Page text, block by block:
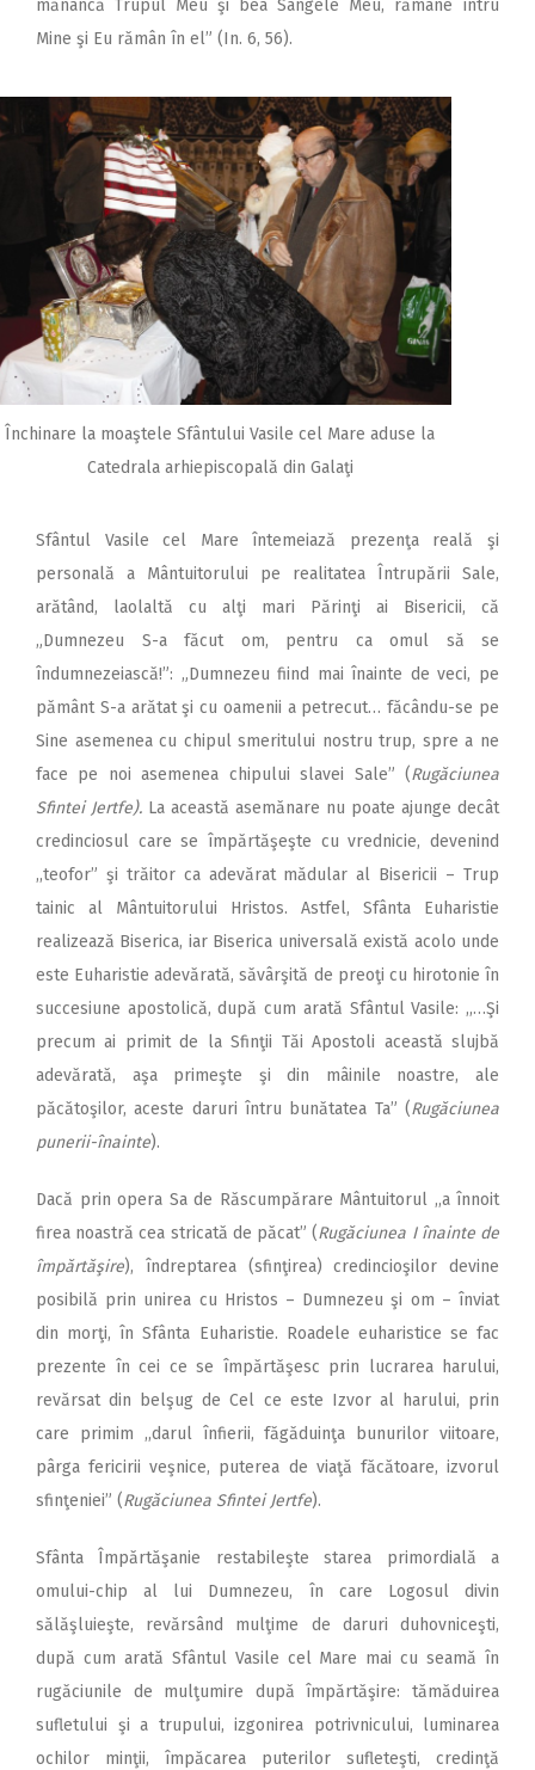
mănâncă Trupul Meu şi bea Sângele Meu, rămâne întru
Mine şi Eu rămân în el” (In. 6, 56).
Închinare la moaştele Sfântului Vasile cel Mare aduse la
Catedrala arhiepiscopală din Galaţi
Sfântul Vasile cel Mare întemeiază prezenţa reală şi
personală a Mântuitorului pe realitatea Întrupării Sale,
arătând, laolaltă cu alţi mari Părinţi ai Bisericii, că
„Dumnezeu S-a făcut om, pentru ca omul să se
îndumnezeiască!”: „Dumnezeu fiind mai înainte de veci, pe
pământ S-a arătat şi cu oamenii a petrecut… făcându-se pe
Sine asemenea cu chipul smeritului nostru trup, spre a ne
face pe noi asemenea chipului slavei Sale” (Rugăciunea
Sfintei Jertfe). La această asemănare nu poate ajunge decât
credinciosul care se împărtăşeşte cu vrednicie, devenind
,,teofor” şi trăitor ca adevărat mădular al Bisericii – Trup
tainic al Mântuitorului Hristos. Astfel, Sfânta Euharistie
realizează Biserica, iar Biserica universală există acolo unde
este Euharistie adevărată, săvârşită de preoţi cu hirotonie în
succesiune apostolică, după cum arată Sfântul Vasile: ,,…Şi
precum ai primit de la Sfinţii Tăi Apostoli această slujbă
adevărată, aşa primeşte şi din mâinile noastre, ale
păcătoşilor, aceste daruri întru bunătatea Ta” (Rugăciunea
punerii-înainte).
Dacă prin opera Sa de Răscumpărare Mântuitorul ,,a înnoit
firea noastră cea stricată de păcat” (Rugăciunea I înainte de
împărtăşire), îndreptarea (sfinţirea) credincioşilor devine
posibilă prin unirea cu Hristos – Dumnezeu şi om – înviat
din morţi, în Sfânta Euharistie. Roadele euharistice se fac
prezente în cei ce se împărtăşesc prin lucrarea harului,
revărsat din belşug de Cel ce este Izvor al harului, prin
care primim ,,darul înfierii, făgăduinţa bunurilor viitoare,
pârga fericirii veşnice, puterea de viaţă făcătoare, izvorul
sfinţeniei” (Rugăciunea Sfintei Jertfe).
Sfânta Împărtăşanie restabileşte starea primordială a
omului-chip al lui Dumnezeu, în care Logosul divin
sălăşluieşte, revărsând mulţime de daruri duhovniceşti,
după cum arată Sfântul Vasile cel Mare mai cu seamă în
rugăciunile de mulţumire după împărtăşire: tămăduirea
sufletului şi a trupului, izgonirea potrivnicului, luminarea
ochilor minţii, împăcarea puterilor sufleteşti, credinţă